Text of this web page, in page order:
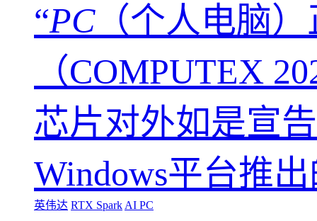
“PC（个人电脑
（COMPUTEX
芯片对外如是宣
Windows平台推
英伟达 RTX Spark AI PC